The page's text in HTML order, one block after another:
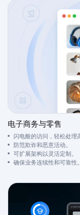
电子商务与零售
闪电般的访问，轻松处理
防范欺诈和恶意活动。
可扩展架构以灵活定制。
确保业务连续性和可靠性。